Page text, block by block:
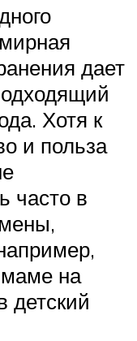
дает
Хотя к
и польза
часто в
на
детский